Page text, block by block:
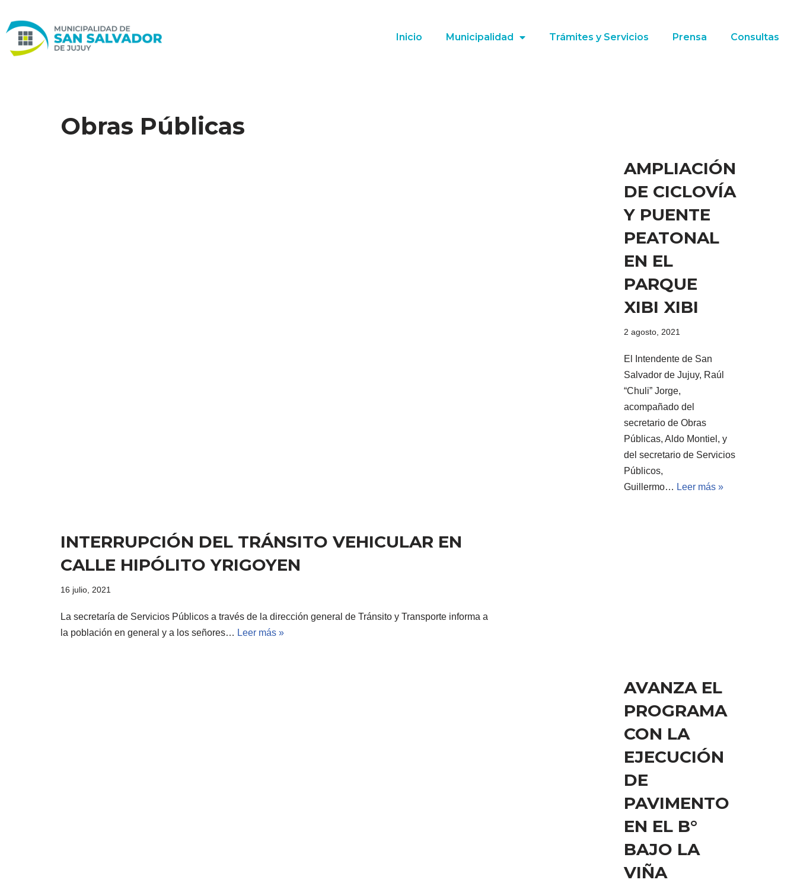
Ir
al
Inicio Municipalidad Trámites y Servicios Prensa Consultas
Obras Públicas
AMPLIACIÓN
DE CICLOVÍA
Y PUENTE
PEATONAL
EN EL
PARQUE
XIBI XIBI
2 agosto, 2021
El Intendente de San
Salvador de Jujuy, Raúl
“Chuli” Jorge,
acompañado del
secretario de Obras
Públicas, Aldo Montiel, y
del secretario de Servicios
Públicos,
Guillermo… Leer más »
INTERRUPCIÓN DEL TRÁNSITO VEHICULAR EN
CALLE HIPÓLITO YRIGOYEN
16 julio, 2021
La secretaría de Servicios Públicos a través de la dirección general de Tránsito y Transporte informa a
la población en general y a los señores… Leer más »
AVANZA EL
PROGRAMA
CON LA
EJECUCIÓN
DE
PAVIMENTO
EN EL B°
BAJO LA
VIÑA